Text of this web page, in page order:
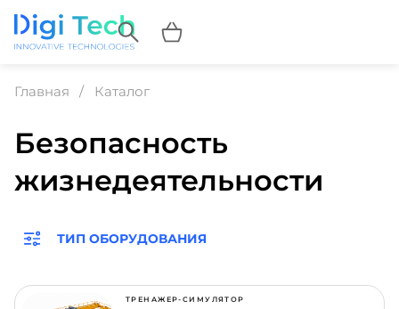
Главная Каталог
Безопасность
жизнедеятельности
ТИП ОБОРУДОВАНИЯ
ТРЕНАЖЕР-СИМУЛЯТОР